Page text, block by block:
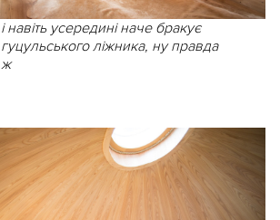
і навіть усередині наче бракує
гуцульського ліжника, ну правда
ж